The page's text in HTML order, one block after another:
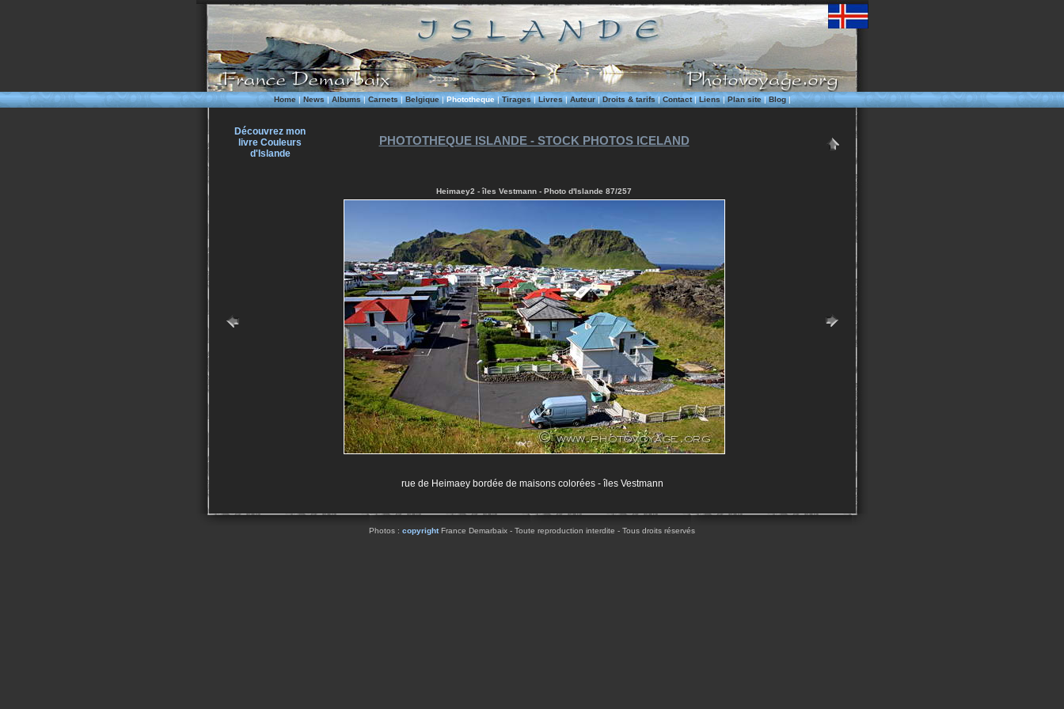
Home|News| Albums| Carnets|Belgique|Phototheque|Tirages|Livres|Auteur|Droits & tarifs|Contact|Liens|Plan site|Blog|
Découvrez mon
livre Couleurs
d'Islande
PHOTOTHEQUE ISLANDE - STOCK PHOTOS ICELAND
Heimaey2 - îles Vestmann - Photo d'Islande 87/257
rue de Heimaey bordée de maisons colorées - îles Vestmann
Photos : copyrightFrance Demarbaix - Toute reproduction interdite - Tous droits réservés